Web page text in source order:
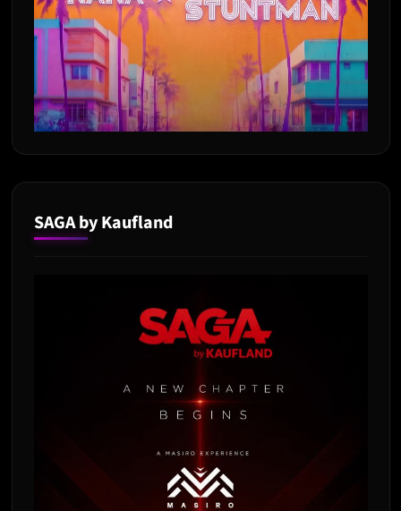
SAGA by Kaufland